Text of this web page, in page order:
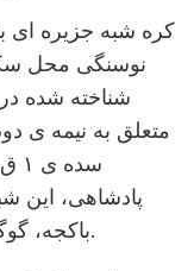
کره شبه جزیره ای
نوسنگی محل
شناخته شده
متعلق به نیمه ی
پادشاهی،
باکجه، گوگوریو و شیلا در کنار اتحادیه ی گایا بود.